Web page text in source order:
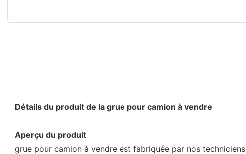
Détails du produit de la grue pour camion à vendre
Aperçu du produit
grue pour camion à vendre est fabriquée par nos